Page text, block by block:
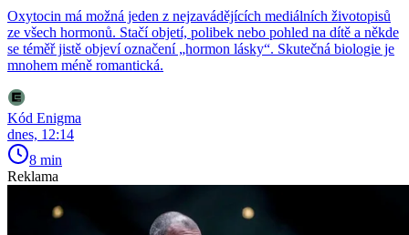
Oxytocin má možná jeden z nejzavádějících mediálních životopisů
ze všech hormonů. Stačí objetí, polibek nebo pohled na dítě a někde
se téměř jistě objeví označení „hormon lásky“. Skutečná biologie je
mnohem méně romantická.
Kód Enigma
dnes, 12:14
8 min
Reklama